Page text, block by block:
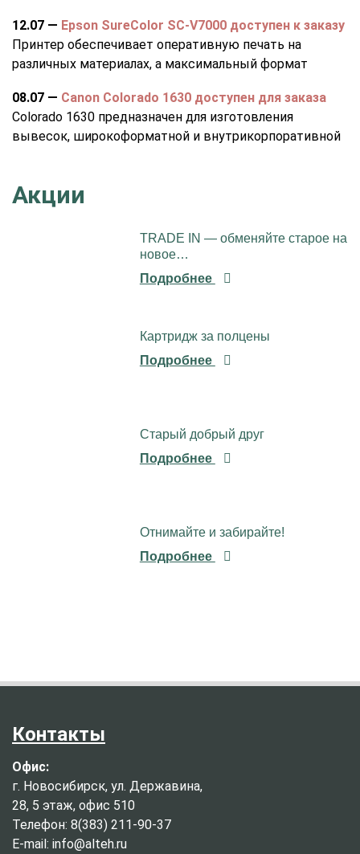
российской компании...
12.07 — Epson SureColor SC-V7000 доступен к заказу
Принтер обеспечивает оперативную печать на
различных материалах, а максимальный формат
08.07 — Canon Colorado 1630 доступен для заказа
Colorado 1630 предназначен для изготовления
вывесок, широкоформатной и внутрикорпоративной
Акции
TRADE IN — обменяйте старое на
новое…
Подробнее
Картридж за полцены
Подробнее
Старый добрый друг
Подробнее
Отнимайте и забирайте!
Подробнее
Контакты
Офис:
г. Новосибирск, ул. Державина,
28, 5 этаж, офис 510
Телефон: 8(383) 211-90-37
E-mail: info@alteh.ru